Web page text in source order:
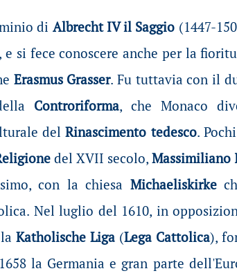
di Albrecht IV il Saggio (1447-
e si fece conoscere anche per la
Erasmus Grasser. Fu tuttavia con il
Controriforma, che Monaco
delRinascimento tedesco.
del XVII secolo,Massimiliano
con la chiesa Michaeliskirke
Nel luglio del 1610, in
laKatholische Liga(Lega Cattolica),
la Germania e gran parte